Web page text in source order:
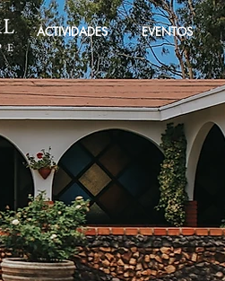
ACTIVIDADES EVENTOS